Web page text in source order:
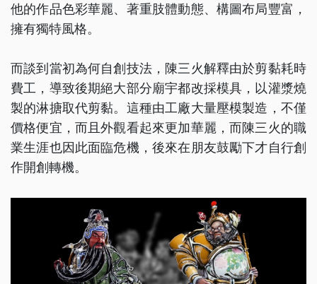
他的作品色彩華麗、著重肢體動態、構圖布局豐富，
擁有獨特風格。
而談到當初為何自創技法，陳三火解釋由於剪黏耗時
費工，導致後期絕大部分廟宇都改採模具，以灌漿燒
製的淋搪取代剪黏。這種由工廠大量壓模製造，不僅
價格便宜，而且外觀看起來更加華麗，而陳三火的職
業生涯也因此面臨危機，後來在朋友鼓勵下才自行創
作開創轉機。